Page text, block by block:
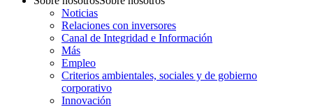
Noticias
Relaciones con inversores
Canal de Integridad e Información
Más
Empleo
Criterios ambientales, sociales y de gobierno
corporativo
Innovación